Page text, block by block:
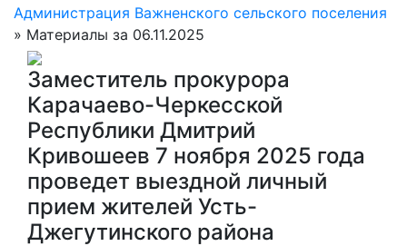
Администрация Важненского сельского поселения
» Материалы за 06.11.2025
Заместитель прокурора
Карачаево-Черкесской
Республики Дмитрий
Кривошеев 7 ноября 2025 года
проведет выездной личный
прием жителей Усть-
Джегутинского района